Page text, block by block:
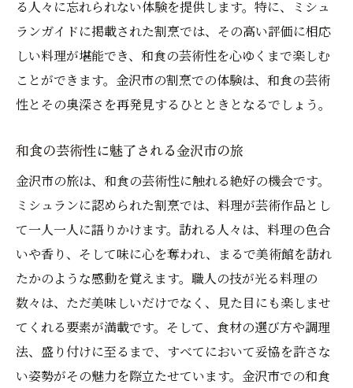
る人々に忘れられない体験を提供します。特に、ミシュ
ランガイドに掲載された割烹では、その高い評価に相応
しい料理が堪能でき、和食の芸術性を心ゆくまで楽しむ
ことができます。金沢市の割烹での体験は、和食の芸術
性とその奥深さを再発見するひとときとなるでしょう。
和食の芸術性に魅了される金沢市の旅
金沢市の旅は、和食の芸術性に触れる絶好の機会です。
ミシュランに認められた割烹では、料理が芸術作品とし
て一人一人に語りかけます。訪れる人々は、料理の色合
いや香り、そして味に心を奪われ、まるで美術館を訪れ
たかのような感動を覚えます。職人の技が光る料理の
数々は、ただ美味しいだけでなく、見た目にも楽しませ
てくれる要素が満載です。そして、食材の選び方や調理
法、盛り付けに至るまで、すべてにおいて妥協を許さな
い姿勢がその魅力を際立たせています。金沢市での和食